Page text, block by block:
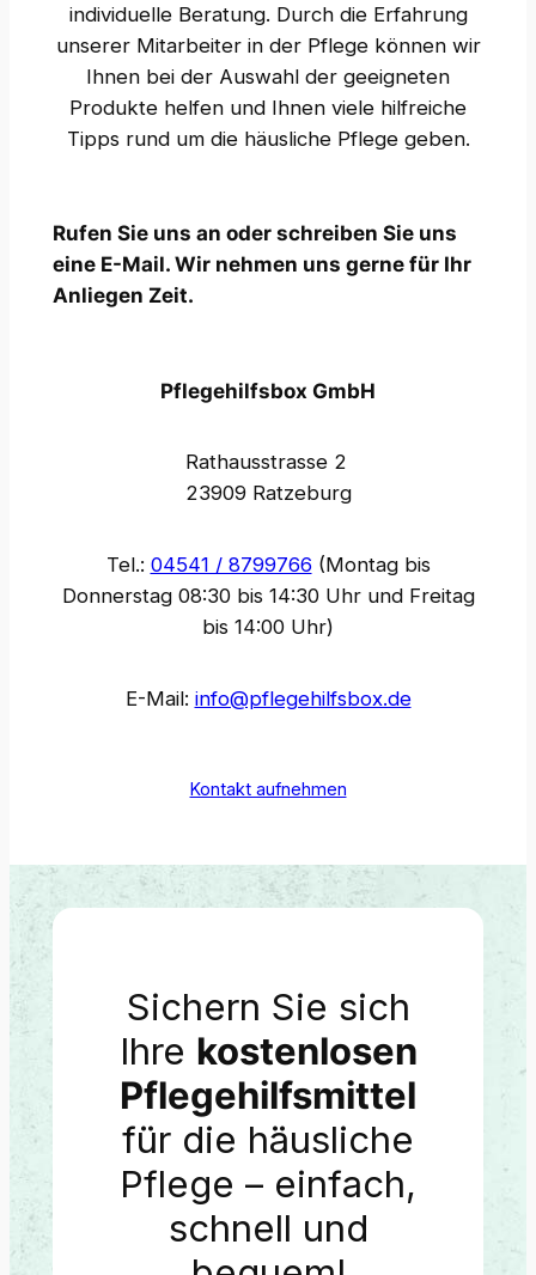
individuelle Beratung. Durch die Erfahrung
unserer Mitarbeiter in der Pflege können wir
Ihnen bei der Auswahl der geeigneten
Produkte helfen und Ihnen viele hilfreiche
Tipps rund um die häusliche Pflege geben.
Rufen Sie uns an oder schreiben Sie uns
eine E-Mail. Wir nehmen uns gerne für Ihr
Anliegen Zeit.
Pflegehilfsbox GmbH
Rathausstrasse 2
23909 Ratzeburg
Tel.: 04541 / 8799766 (Montag bis
Donnerstag 08:30 bis 14:30 Uhr und Freitag
bis 14:00 Uhr)
E-Mail: info@pflegehilfsbox.de
Kontakt aufnehmen
Sichern Sie sich
Ihre kostenlosen
Pflegehilfsmittel
für die häusliche
Pflege – einfach,
schnell und